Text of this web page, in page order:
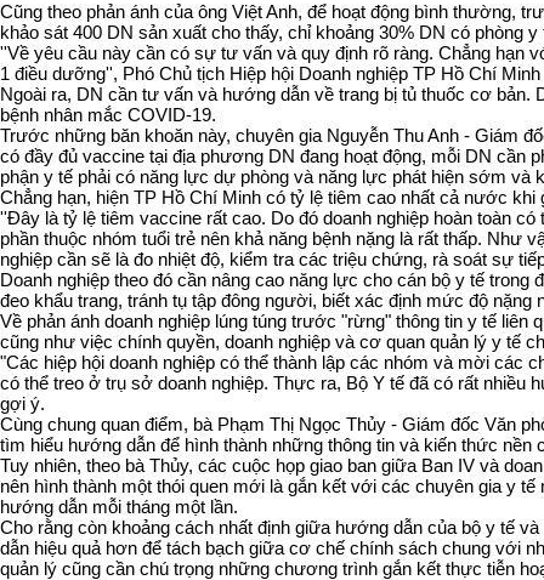
Cũng theo phản ánh của ông Việt Anh, để hoạt động bình thường,
khảo sát 400 DN sản xuất cho thấy, chỉ khoảng 30% DN có phòng
''Về yêu cầu này cần có sự tư vấn và quy định rõ ràng. Chẳng hạn
1 điều dưỡng'', Phó Chủ tịch Hiệp hội Doanh nghiệp TP Hồ Chí Minh
Ngoài ra, DN cần tư vấn và hướng dẫn về trang bị tủ thuốc cơ
bệnh nhân mắc COVID-19.
Trước những băn khoăn này, chuyên gia Nguyễn Thu Anh - Giám
có đầy đủ vaccine tại địa phương DN đang hoạt động, mỗi DN cần
phận y tế phải có năng lực dự phòng và năng lực phát hiện sớm
Chẳng hạn, hiện TP Hồ Chí Minh có tỷ lệ tiêm cao nhất cả nước
''Đây là tỷ lệ tiêm vaccine rất cao. Do đó doanh nghiệp hoàn toàn
phần thuộc nhóm tuổi trẻ nên khả năng bệnh nặng là rất thấp. Như
nghiệp cần sẽ là đo nhiệt độ, kiểm tra các triệu chứng, rà soát sự
Doanh nghiệp theo đó cần nâng cao năng lực cho cán bộ y tế
đeo khẩu trang, tránh tụ tập đông người, biết xác định mức độ nặng
Về phản ánh doanh nghiệp lúng túng trước "rừng" thông tin y tế
cũng như việc chính quyền, doanh nghiệp và cơ quan quản lý y tế
"Các hiệp hội doanh nghiệp có thể thành lập các nhóm và mời các
có thể treo ở trụ sở doanh nghiệp. Thực ra, Bộ Y tế đã có rất nhiều
gợi ý.
Cùng chung quan điểm, bà Phạm Thị Ngọc Thủy - Giám đốc Văn
tìm hiểu hướng dẫn để hình thành những thông tin và kiến thức nền
Tuy nhiên, theo bà Thủy, các cuộc họp giao ban giữa Ban IV và
nên hình thành một thói quen mới là gắn kết với các chuyên gia y
hướng dẫn mỗi tháng một lần.
Cho rằng còn khoảng cách nhất định giữa hướng dẫn của bộ y tế
dẫn hiệu quả hơn để tách bạch giữa cơ chế chính sách chung với
quản lý cũng cần chú trọng những chương trình gắn kết thực tiễn